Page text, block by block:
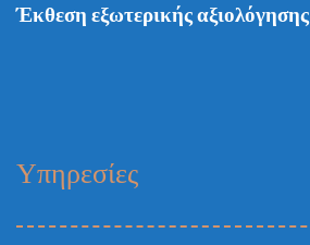
Έκθεση εξωτερικής αξιολόγησης
Υπηρεσίες